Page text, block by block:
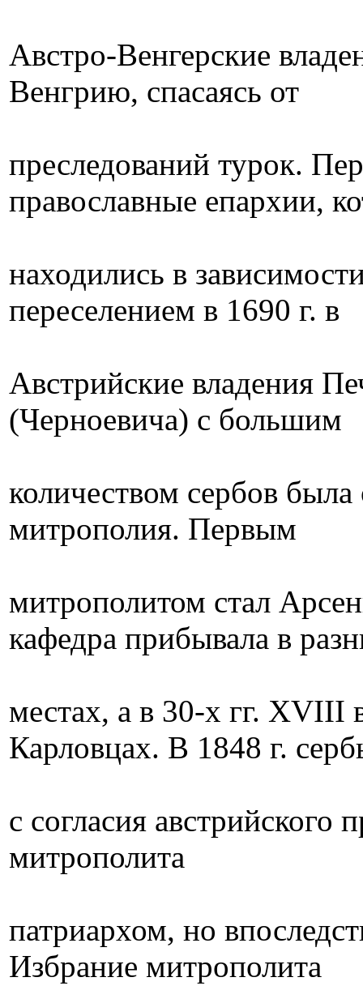
Австро-Венгерские
Венгрию, спасаясь от
преследований турок.
православные епархии,
находились в
переселением в 1690 г. в
Австрийские владения
(Черноевича) с большим
количеством сербов была
митрополия. Первым
митрополитом стал
кафедра прибывала в
местах, а в 30-х гг. XVIII
Карловцах. В 1848 г.
с согласия австрийского
митрополита
патриархом, но
Избрание митрополита